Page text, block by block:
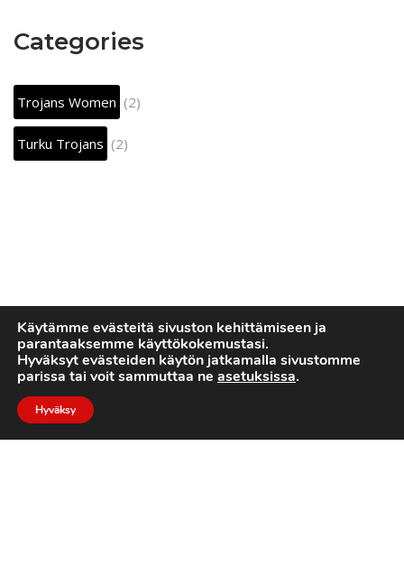
Categories
Trojans Women (2)
Turku Trojans (2)
Käytämme evästeitä sivuston kehittämiseen ja
parantaaksemme käyttökokemustasi.
Hyväksyt evästeiden käytön jatkamalla sivustomme
parissa tai voit sammuttaa ne asetuksissa.
Hyväksy